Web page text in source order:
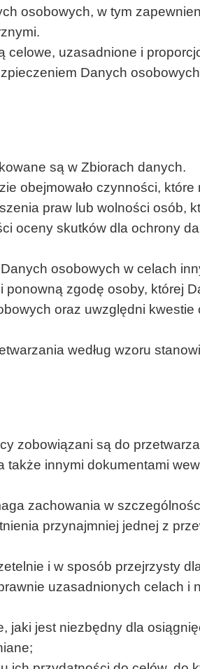
osobowych, w tym
celowe, uzasadnione i
Danych
są w Zbiorach danych.
obejmowało czynności, które
praw lub wolności osób,
oceny skutków dla ochrony
osobowych w celach
zgodę osoby, której
oraz uwzględni
według wzoru
zobowiązani są do
innymi dokumentami
zachowania w
przynajmniej jednej z
i w sposób przejrzysty
uzasadnionych celach i
jaki jest niezbędny dla